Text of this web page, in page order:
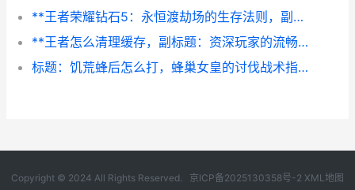
**王者荣耀钻石5：永恒渡劫场的生存法则，副标题：星光与泥泞交织的晋升之路**
**王者怎么清理缓存，副标题：资深玩家的流畅战场守护指南**
标题：饥荒蜂后怎么打，蜂巢女皇的讨伐战术指南副标题：从准备到实战的全面解析
Copyright © 2024 All Rights Reserved. 京ICP备2025130358号-2 XML地图